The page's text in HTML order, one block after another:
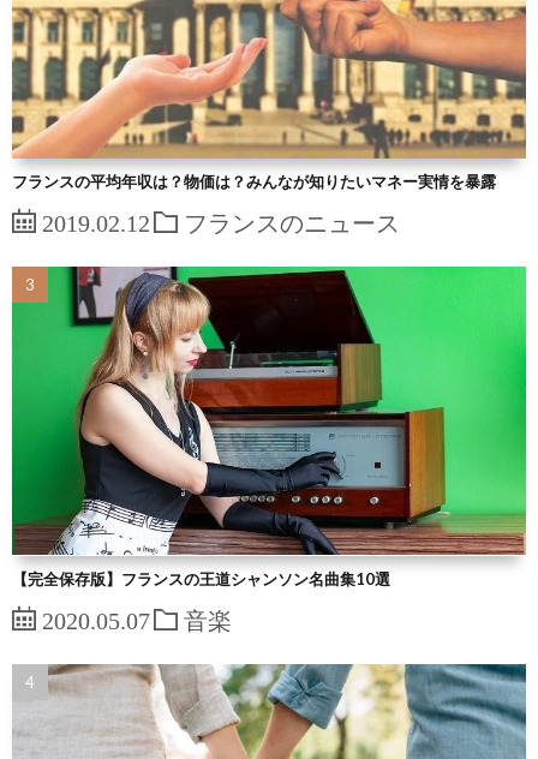
フランスの平均年収は？物価は？みんなが知りたいマネー実情を暴露
2019.02.12 フランスのニュース
【完全保存版】フランスの王道シャンソン名曲集10選
2020.05.07 音楽